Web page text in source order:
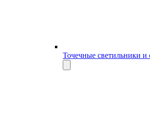
Точечные светильники и